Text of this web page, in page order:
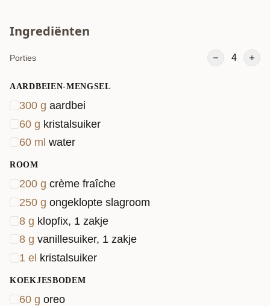
Ingrediënten
Porties 4
AARDBEIEN-MENGSEL
300 g aardbei
60 g kristalsuiker
60 ml water
ROOM
200 g crème fraîche
250 g ongeklopte slagroom
8 g klopfix, 1 zakje
8 g vanillesuiker, 1 zakje
1 el kristalsuiker
KOEKJESBODEM
60 g oreo